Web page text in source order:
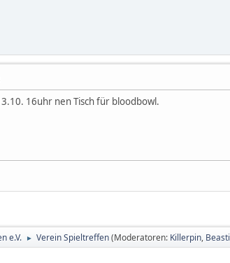
16uhr nen Tisch für bloodbowl.
e.V. ► Verein Spieltreffen(Moderatoren: Killerpin, Beasti